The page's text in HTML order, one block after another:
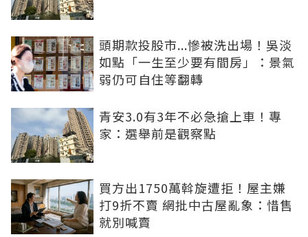
頭期款投股市...慘被洗出場！吳淡
如點「一生至少要有間房」：景氣
弱仍可自住等翻轉
青安3.0有3年不必急搶上車！專
家：選舉前是觀察點
買方出1750萬斡旋遭拒！屋主嫌
打9折不賣 網批中古屋亂象：惜售
就別喊賣